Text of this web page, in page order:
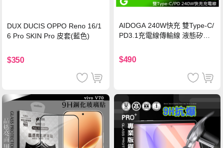
DUX DUCIS OPPO Reno 16/1
6 Pro SKIN Pro 皮套(藍色)
$350
AIDOGA 240W快充 雙Type-C/
PD3.1充電線傳輸線 液態矽膠
機/平板/筆電
$490